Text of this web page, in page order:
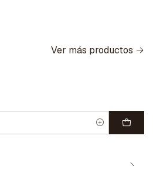
Ver más productos